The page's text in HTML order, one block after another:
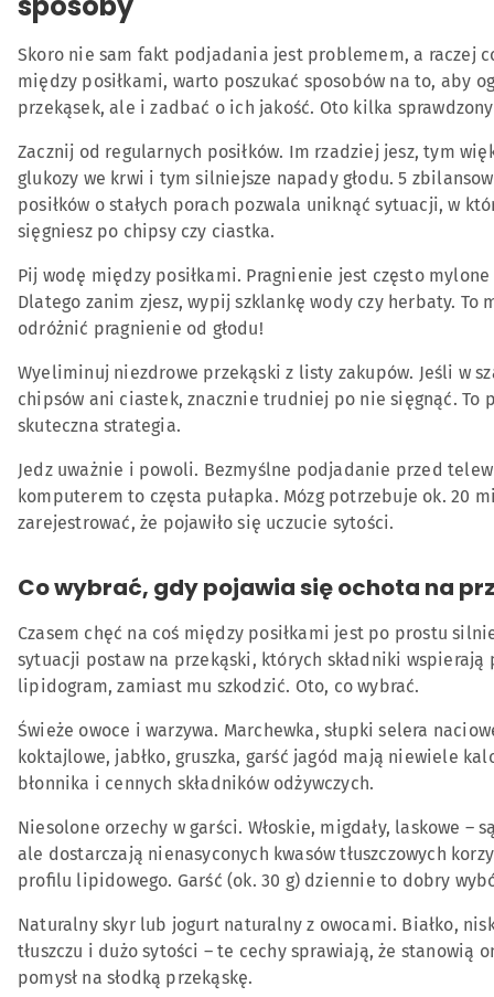
Skoro nie sam fakt podjadania jest problemem, a raczej
między posiłkami, warto poszukać sposobów na to, aby
przekąsek, ale i zadbać o ich jakość. Oto kilka
Zacznij od regularnych posiłków. Im rzadziej jesz, tym
glukozy we krwi i tym silniejsze napady głodu. 5
posiłków o stałych porach pozwala uniknąć sytuacji, w
sięgniesz po chipsy czy ciastka.
Pij wodę między posiłkami. Pragnienie jest często mylone
Dlatego zanim zjesz, wypij szklankę wody czy herbaty. To
odróżnić pragnienie od głodu!
Wyeliminuj niezdrowe przekąski z listy zakupów. Jeśli w
chipsów ani ciastek, znacznie trudniej po nie sięgnąć. To
skuteczna strategia.
Jedz uważnie i powoli. Bezmyślne podjadanie przed
komputerem to częsta pułapka. Mózg potrzebuje ok. 20
zarejestrować, że pojawiło się uczucie sytości.
Co wybrać, gdy pojawia się ochota na
Czasem chęć na coś między posiłkami jest po prostu
sytuacji postaw na przekąski, których składniki wspierają
lipidogram, zamiast mu szkodzić. Oto, co wybrać.
Świeże owoce i warzywa. Marchewka, słupki selera
koktajlowe, jabłko, gruszka, garść jagód mają niewiele
błonnika i cennych składników odżywczych.
Niesolone orzechy w garści. Włoskie, migdały, laskowe –
ale dostarczają nienasyconych kwasów tłuszczowych
profilu lipidowego. Garść (ok. 30 g) dziennie to dobry
Naturalny skyr lub jogurt naturalny z owocami. Białko,
tłuszczu i dużo sytości – te cechy sprawiają, że stanowią
pomysł na słodką przekąskę.